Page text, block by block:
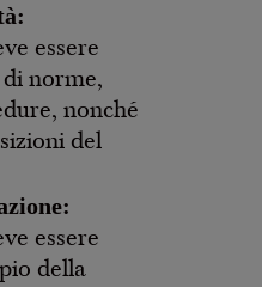
essere
norme,
nonché
del
essere
della